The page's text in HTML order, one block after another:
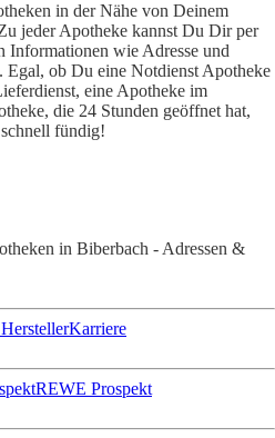
in der Nähe von Deinem
jeder Apotheke kannst Du Dir per
Informationen wie Adresse und
Egal, ob Du eine Notdienst Apotheke
eine Apotheke im
die 24 Stunden geöffnet hat,
fündig!
in Biberbach - Adressen &
Karriere
REWE Prospekt